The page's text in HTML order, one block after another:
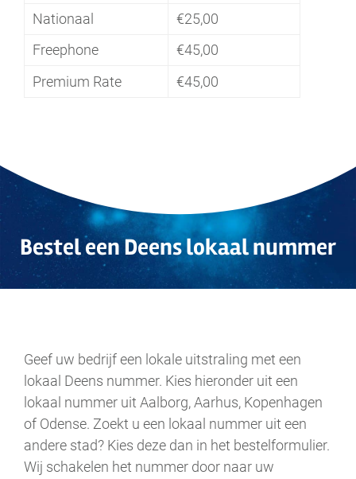
Nationaal
€25,00
Freephone
€45,00
Premium Rate
€45,00
Bestel een Deenslokaalnummer
Geef uw bedrijf een lokale uitstraling met een
lokaal Deens nummer. Kies hieronder uit een
lokaal nummer uit Aalborg, Aarhus, Kopenhagen
of Odense. Zoekt u een lokaal nummer uit een
andere stad? Kies deze dan in het bestelformulier.
Wij schakelen het nummer door naar uw